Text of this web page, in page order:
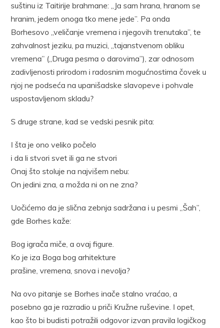
suštinu iz Taitirije brahmane: „Ja sam hrana, hranom se
hranim, jedem onoga tko mene jede”. Pa onda
Borhesovo „veličanje vremena i njegovih trenutaka”, te
zahvalnost jeziku, pa muzici, „tajanstvenom obliku
vremena” („Druga pesma o darovima”), zar odnosom
zadivljenosti prirodom i radosnim mogućnostima čovek u
njoj ne podseća na upanišadske slavopeve i pohvale
uspostavljenom skladu?
S druge strane, kad se vedski pesnik pita:
I šta je ono veliko počelo
i da li stvori svet ili ga ne stvori
Onaj što stoluje na najvišem nebu:
On jedini zna, a možda ni on ne zna?
Uočićemo da je slična zebnja sadržana i u pesmi „Šah”,
gde Borhes kaže:
Bog igrača miče, a ovaj figure.
Ko je iza Boga bog arhitekture
prašine, vremena, snova i nevolja?
Na ovo pitanje se Borhes inače stalno vraćao, a
posebno ga je razradio u priči Kružne ruševine. I opet,
kao što bi budisti potražili odgovor izvan pravila logičkog